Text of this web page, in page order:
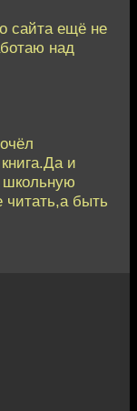
сайта ещё не
над
и
школьную
читать,а быть